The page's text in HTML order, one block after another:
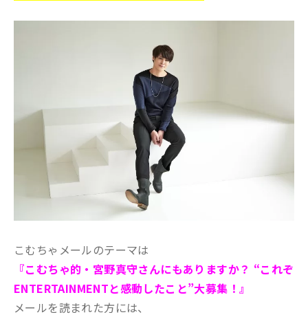
こむちゃメールのテーマは
『こむちゃ的・宮野真守さんにもありますか？ “これぞ
ENTERTAINMENTと感動したこと”大募集！ 』
メールを読まれた方には、